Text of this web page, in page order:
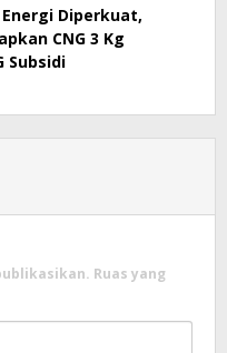
Diperkuat,
CNG 3 Kg
Subsidi
Ruas yang